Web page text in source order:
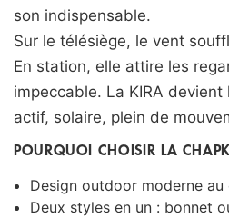
son indispensable.
Sur le télésiège, le vent
En station, elle attire les
impeccable. La KIRA devient
actif, solaire, plein de
POURQUOI CHOISIR LA
Design outdoor moderne
Deux styles en un : bonnet